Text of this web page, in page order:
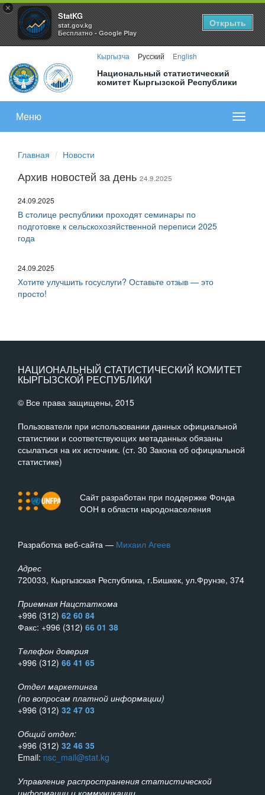
×
StatKG
stat.gov.kg
Бесплатно - Google Play
Открыть
Кыргызча Русский English
Национальный статистический
комитет Кыргызской Республики
меню
Меню
Главная Новости
Архив новостей за день 24.9.2025
24.09.2025
В столице республики проходят семинары по
подготовке к сельскохозяйственной переписи 2025
года
24.09.2025
Хотите улучшить госуслуги? Оставьте отзыв — это
просто!
НАЦИОНАЛЬНЫЙ СТАТИСТИЧЕСКИЙ КОМИТЕТ
КЫРГЫЗСКОЙ РЕСПУБЛИКИ
© Все права защищены, 2015
Пользователи при использовании данных официальной
статистики и соответствующих метаданных обязаны
ссылаться на их источник. (ст. 30 Закона об официальной
статистике)
Сайт разработан при поддержке Фонда
ООН в области народонаселения
Разработка веб-сайта — Михаил Агеев
Адрес
720033, Кыргызская Республика, г.Бишкек, ул.Фрунзе, 374
Приемная Нацстаткома
+996 (312) 62 60 84
Факс: +996 (312) 66 01 38
Телефон доверия
+996 (312) 66 41 65
Отдел маркетинга
(по вопросам платной информации)
+996 (312) 32 47 03
Общий отдел:
+996 (312) 32 46 35
Email: nsc_mail@stat.kg
Управление распространения статистической
информации и коммуникации